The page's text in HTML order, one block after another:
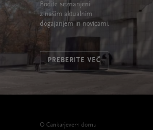
Bodite seznanjeni
z našim aktualnim
dogajanjem in novicami.
PREBERITE VEČ
O Cankarjevem domu